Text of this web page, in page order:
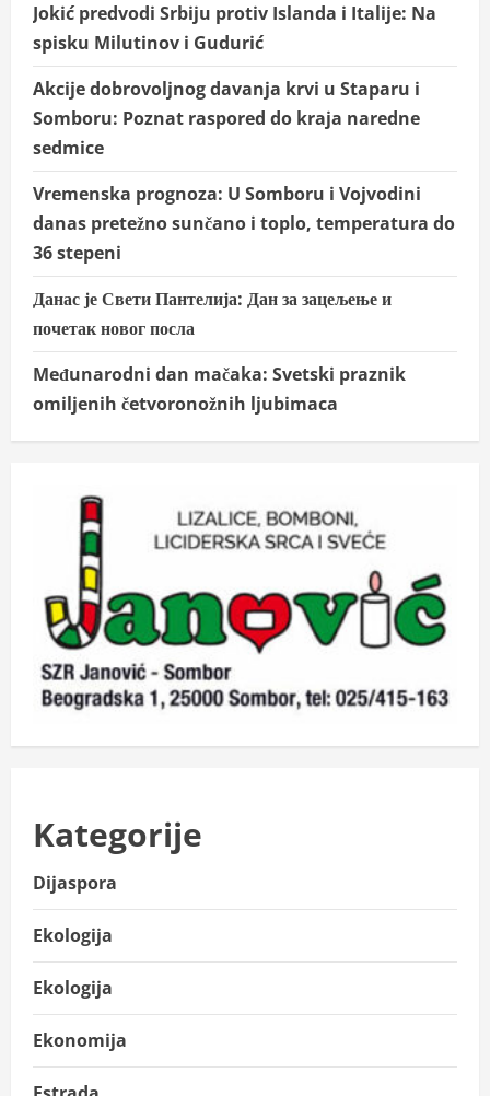
Jokić predvodi Srbiju protiv Islanda i Italije: Na
spisku Milutinov i Gudurić
Akcije dobrovoljnog davanja krvi u Staparu i
Somboru: Poznat raspored do kraja naredne
sedmice
Vremenska prognoza: U Somboru i Vojvodini
danas pretežno sunčano i toplo, temperatura do
36 stepeni
Данас је Свети Пантелија: Дан за зацељење и
почетак новог посла
Međunarodni dan mačaka: Svetski praznik
omiljenih četvoronožnih ljubimaca
Kategorije
Dijaspora
Ekologija
Ekologija
Ekonomija